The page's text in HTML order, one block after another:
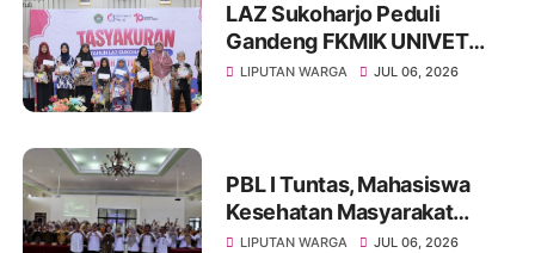
LAZ Sukoharjo Peduli
Gandeng FKMIK UNIVET
BANTARA Santuni Anak
LIPUTAN WARGA JUL 06, 2026
PBL I Tuntas, Mahasiswa
Kesehatan Masyarakat
UNIVET BANTARA Siap
LIPUTAN WARGA JUL 06, 2026